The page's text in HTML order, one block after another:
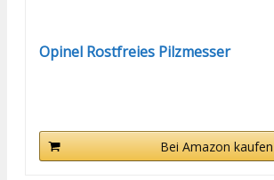
Opinel Rostfreies Pilzmesser
Bei Amazon kaufen